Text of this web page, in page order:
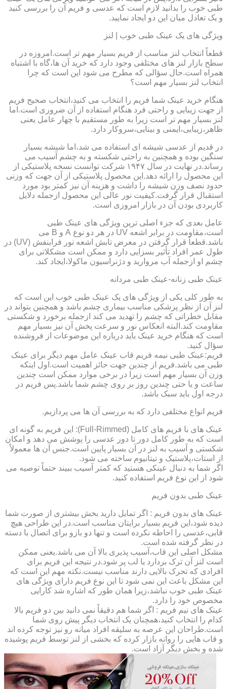
طبی خوب را بدانید لازم است که عدسی و فریم آن را بررسی کنید
و یک تعادل میان این دو ایجاد نمایید.
ویژگی های یک عینک طبی خوب | لنز
قطعاً انتخاب لنز مناسب از فریم بسیار مهم تر است.امروزه در
سطح بازار لنز های مختلفی وجود دارد که خرید آن ها،گاه با اشتباه
همراه است.حال سؤالی که مطرح می شود این است که چرا
انتخاب لنز بسیار مهم است؟
هنگام خرید عینک شما فریم را انتخاب می کنید،انتخاب صحیح فریم
از جهت زیبایی و راحتی فرد هنگام استفاده از آن ضروری است.اما
لنز بسیار مهم تر است زیرا به طور مستقیم با چهار عامل یعنی
ظاهر،زیبایی،ایمنی و بینایی،سروکار دارد.
در قدیم از عدسی شیشه ای استفاده می شد،اما شیشه بسیار
سنگین بوده و همچنین به راحتی شکسته و به چشم آسیب می
رساند.در نهایت در سال ۱۹۴۷ شرکت توانست نسخه پلاستیکی از
این محصول را ارائه دهد.این محصول پلاستیکی از آن جهت که وزنی
حدود نصف وزن شیشه را داشت و هزینه آن نیز کمتر بود مورد
استقبال قرار گرفت.کیفیت نور عالی این محصول ازجمله دلایل
کاربردی بودن آن در بازار امروزی است.
عامل بعدی که جزء اصلی ترین ویژگی های عینک طبی
است،مقاومت در برابر اشعه UV در هر دو نوع A و B می
باشد.قطعاً قرار گرفتن در معرض تابش اشعه نور فرابنفش (UV) در
طول عمر افراد تأثیر بسزایی دارد و ممکن است مشکلاتی برای
چشم او ازجمله آب مروارید و دژنراسیون ماکولا،ایجاد کند.
عینک طبی زنانه-عینک طبی مردانه
به طور کلی یکی از ویژگی های یک عینک طبی خوب این است که
لنز آن از نظر پزشکی مناسب بیماری چشم باشد و همچنین بتواند در
مقابل خطراتی که چشم را تهدید می کند ازجمله برخورد و شکستی
مقاومت کند.البته انعکاس نور و سرعت پخش آن نیز بسیار مهم
است که هنگام خرید عینک باید درباره این موضوعات از فروشنده
سؤال کنید.
فریم:عینک طبی نیمه فریم قاب عینک عامل مهم دیگر برای عینک
طبی می باشد.فریم از چندین جهت حائز اهمیت است.اول اینکه
وزن آن بسیار مهم است زیرا در برخی موارد ممکن است چندین
ساعت و یا حتی چندین روز بر روی چشم شما باشد.پس فریم در
درجه اول باید سبک باشد.
فریم انواع مختلفی دارد که به بررسی آن ها می پردازیم.
عینک های با فریم های کامل (Full-Rimmed): این فریم به گونه ای
است که به طور کامل دور تا دور عدسی را پوشش می دهد و امکان
شکستی و آسیب به لنز در آن بسیار پایین است.جنس آن ها معمولاً
از استات،پلاستیک و تیتانیوم ساخته می شود.
اگر شما به دنبال عینکی هستید که کمتر آسیب ببیند حتماً توصیه می
شود از این نوع فریم استفاده کنید.
عینک طبی بدون فریم
عینک های بدون فریم : اگر تمایل دارید بخش بیشتری از صورت شما
دیده شود،این فریم بسیار برایتان مناسب است.در این طراحی هیچ
قابی،عدسی را احاطه نکرده است و تنها دو بازو برای اتصال با دسته
در نظر گرفته شده است.
مشکل اصلی این قاب،آسیب پذیری بالا آن می باشد.یعنی ممکن
است لنز آن ترک بردارد یا لب پر شود.در نتیجه این فریم برای
افرادی که تحرک بالایی دارند مناسب نیست.نکته مهم این است که
این مشکل باعث این نمی شود تا این نوع فریم دارای ویژگی های
عینک طبی خوب نباشد،زیرا همان طور که اشاره شد کارایی
مخصوص خود را دارد.
عینک های نیم فریم : اگر شما هم دقیقاً نمی دانید بین دو فریم بالا
کدام را انتخاب کنید،همچنان یک انتخاب دیگر پیش روی شما
است.طراحان این عرصه به سلیقه افراد میانه رو نیز توجه کرده اند
و قاب هایی را روانه بازار کرده که بخشی از لنز توسط فریم پوشیده
شده و بخش دیگر آزاد است.